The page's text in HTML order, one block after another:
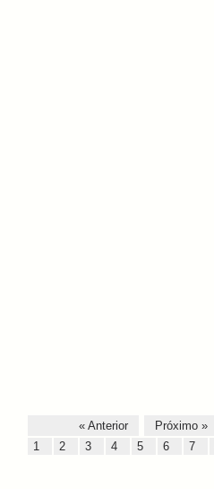
« Anterior
Próximo »
1
2 3 4 5 6 7